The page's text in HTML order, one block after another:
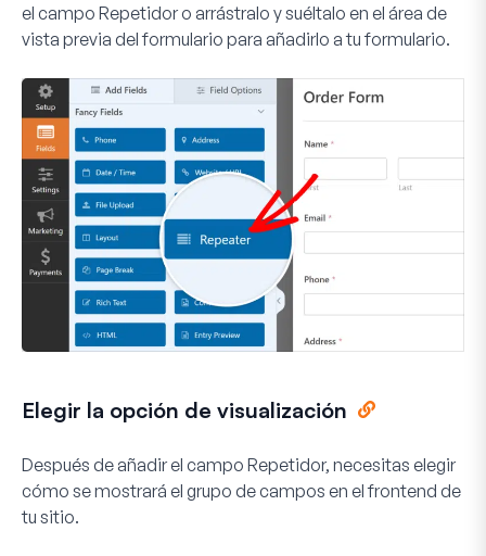
el campo Repetidoro arrástralo y suéltalo en el área de
vista previa del formulario para añadirlo a tu formulario.
Elegir la opción de visualización
Después de añadir el campo Repetidor, necesitas elegir
cómo se mostrará el grupo de campos en el frontend de
tu sitio.